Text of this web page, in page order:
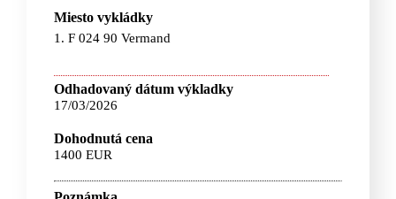
Miesto vykládky
1. F 024 90 Vermand
Odhadovaný dátum výkladky
17/03/2026
Dohodnutá cena
1400 EUR